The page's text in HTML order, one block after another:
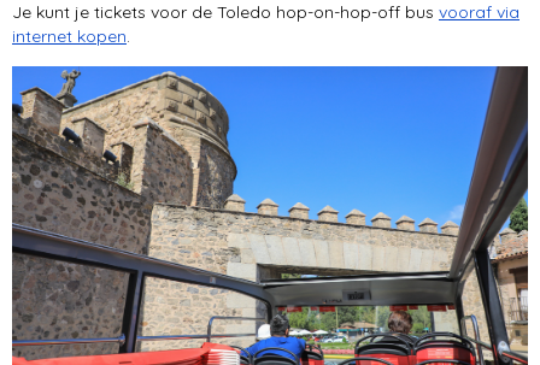
Je kunt je tickets voor de Toledo hop-on-hop-off bus vooraf via
internet kopen.